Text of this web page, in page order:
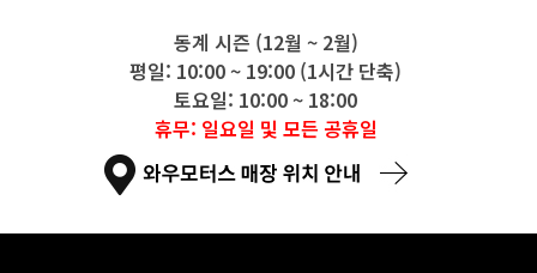
동계 시즌 (12월 ~ 2월)
평일: 10:00 ~ 19:00 (1시간 단축)
토요일: 10:00 ~ 18:00
휴무: 일요일 및 모든 공휴일